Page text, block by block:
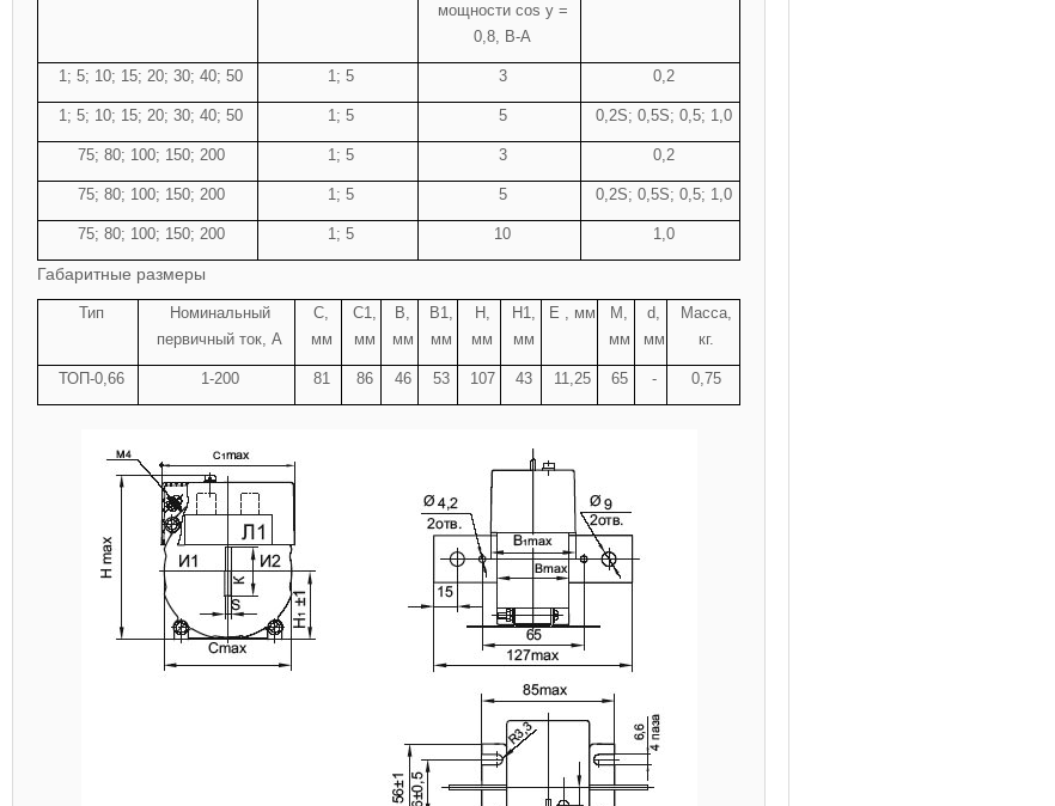
мощности cos y =
0,8, В-А
1; 5; 10; 15; 20; 30; 40; 50 1; 5 3 0,2
1; 5; 10; 15; 20; 30; 40; 50 1; 5 5 0,2S; 0,5S; 0,5; 1,0
75; 80; 100; 150; 200 1; 5 3 0,2
75; 80; 100; 150; 200 1; 5 5 0,2S; 0,5S; 0,5; 1,0
75; 80; 100; 150; 200 1; 5 10 1,0
Габаритные размеры
Тип
Номинальный
первичный ток, А
С,
мм
С1,
мм
В,
мм
В1,
мм
Н,
мм
Н1,
мм
Е , мм
M,
мм
d,
мм
Масса,
кг.
ТОП-0,66 1-200 81 86 46 53 107 43 11,25 65 - 0,75